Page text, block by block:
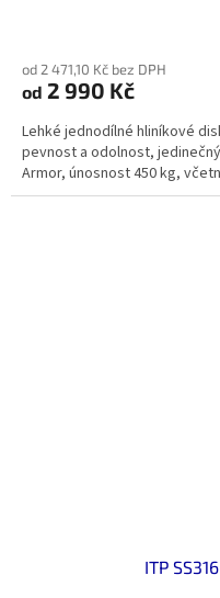
od 2 471,10 Kč bez DPH
od 2 990 Kč
Lehké jednodílné hliníkové
pevnost a odolnost,
Armor, únosnost 450 kg,
ITP